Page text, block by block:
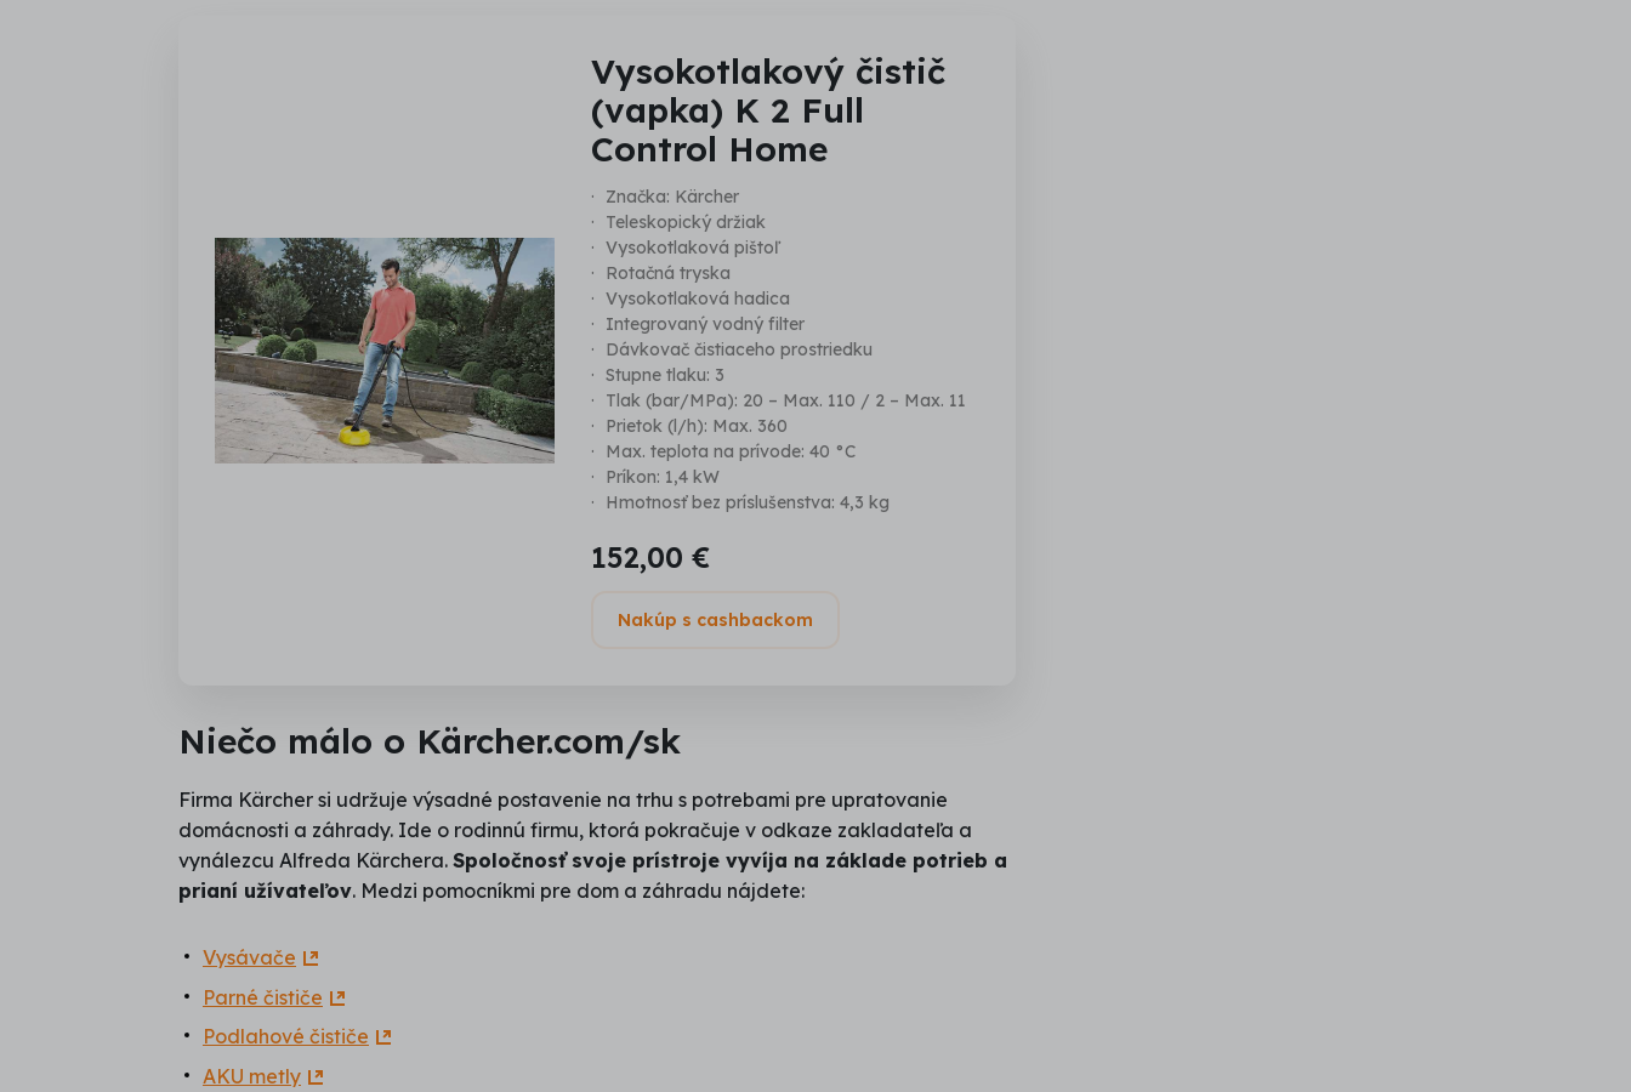
Vysokotlakový čistič
(vapka) K 2 Full
Control Home
Značka: Kärcher
Teleskopický držiak
Vysokotlaková pištoľ
Rotačná tryska
Vysokotlaková hadica
Integrovaný vodný filter
Dávkovač čistiaceho prostriedku
Stupne tlaku: 3
Tlak (bar/MPa): 20 – Max. 110 / 2 – Max. 11
Prietok (l/h): Max. 360
Max. teplota na prívode: 40 °C
Príkon: 1,4 kW
Hmotnosť bez príslušenstva: 4,3 kg
152,00 €
Nakúp s cashbackom
Niečo málo o Kärcher.com/sk
Firma Kärcher si udržuje výsadné postavenie na trhu s potrebami pre upratovanie
domácnosti a záhrady. Ide o rodinnú firmu, ktorá pokračuje v odkaze zakladateľa a
vynálezcu Alfreda Kärchera. Spoločnosť svoje prístroje vyvíja na základe potrieb a
prianí užívateľov. Medzi pomocníkmi pre dom a záhradu nájdete:
Vysávače
Parné čističe
Podlahové čističe
AKU metly